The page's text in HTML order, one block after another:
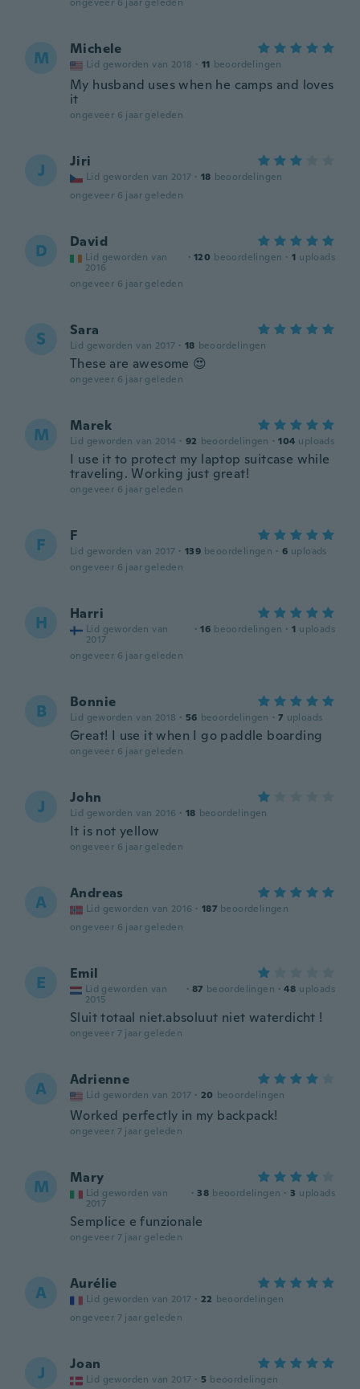
M Michele
Lid geworden van 2018 · 11 beoordelingen
My husband uses when he camps and loves
it
ongeveer 6 jaar geleden
J Jiri
Lid geworden van 2017 · 18 beoordelingen
ongeveer 6 jaar geleden
D David
Lid geworden van
2016
· 120 beoordelingen · 1 uploads
ongeveer 6 jaar geleden
S Sara
Lid geworden van 2017 · 18 beoordelingen
These are awesome 😍
ongeveer 6 jaar geleden
M Marek
Lid geworden van 2014 · 92 beoordelingen · 104 uploads
I use it to protect my laptop suitcase while
traveling. Working just great!
ongeveer 6 jaar geleden
F F
Lid geworden van 2017 · 139 beoordelingen · 6 uploads
ongeveer 6 jaar geleden
H Harri
Lid geworden van
2017
· 16 beoordelingen · 1 uploads
ongeveer 6 jaar geleden
B Bonnie
Lid geworden van 2018 · 56 beoordelingen · 7 uploads
Great! I use it when I go paddle boarding
ongeveer 6 jaar geleden
J John
Lid geworden van 2016 · 18 beoordelingen
It is not yellow
ongeveer 6 jaar geleden
A Andreas
Lid geworden van 2016 · 187 beoordelingen
ongeveer 6 jaar geleden
E Emil
Lid geworden van
2015
· 87 beoordelingen · 48 uploads
Sluit totaal niet.absoluut niet waterdicht !
ongeveer 7 jaar geleden
A Adrienne
Lid geworden van 2017 · 20 beoordelingen
Worked perfectly in my backpack!
ongeveer 7 jaar geleden
M Mary
Lid geworden van
2017
· 38 beoordelingen · 3 uploads
Semplice e funzionale
ongeveer 7 jaar geleden
A Aurélie
Lid geworden van 2017 · 22 beoordelingen
ongeveer 7 jaar geleden
J Joan
Lid geworden van 2017 · 5 beoordelingen